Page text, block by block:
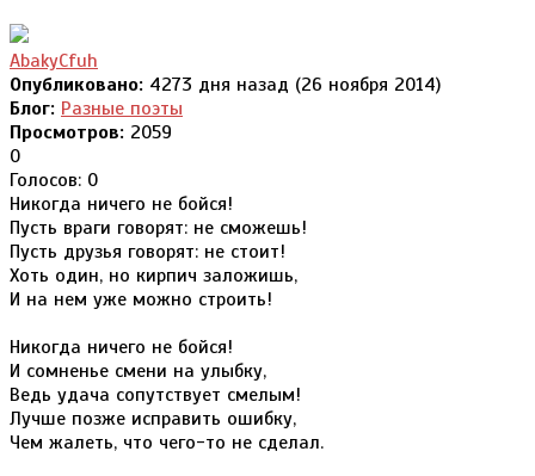
AbakyCfuh
Опубликовано: 4273 дня назад (26 ноября 2014)
Блог: Разные поэты
Просмотров: 2059
0
Голосов: 0
Никогда ничего не бойся!
Пусть враги говорят: не сможешь!
Пусть друзья говорят: не стоит!
Хоть один, но кирпич заложишь,
И на нем уже можно строить!
Никогда ничего не бойся!
И сомненье смени на улыбку,
Ведь удача сопутствует смелым!
Лучше позже исправить ошибку,
Чем жалеть, что чего-то не сделал.